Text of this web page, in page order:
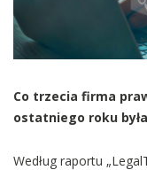
Co trzecia firma
ostatniego roku
Według raportu